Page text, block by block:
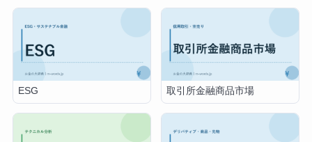
ESG 取引所金融商品市場